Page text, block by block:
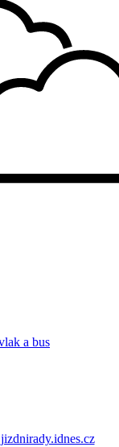
jizdnirady.idnes.cz